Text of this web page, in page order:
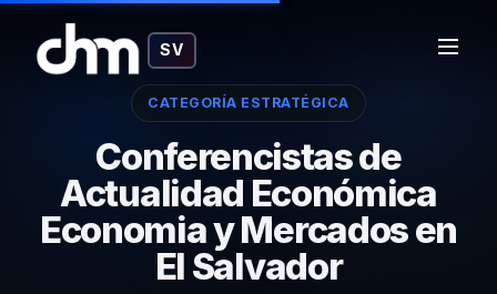
SV
CATEGORÍA ESTRATÉGICA
Conferencistas de
Actualidad Económica
Economia y Mercados en
El Salvador